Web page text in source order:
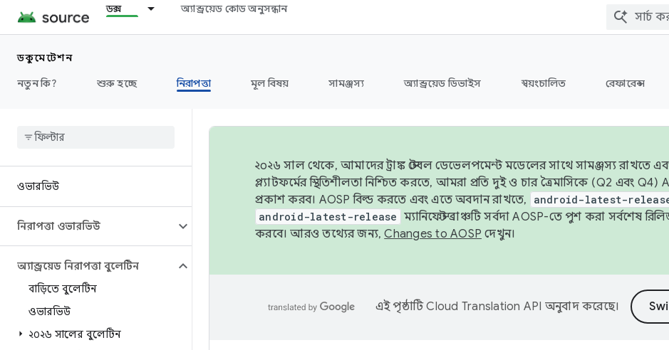
ডক্স অ্যান্ড্রয়েড কোড অনুসন্ধান
ডকুমেন্টেশন
নতুন কি?
শুরু হচ্ছে নিরাপত্তা মূল বিষয় সামঞ্জস্য অ্যান্ড্রয়েড ডিভাইস স্বয়ংচালিত রেফারেন্স
ওভারভিউ
নিরাপত্তা ওভারভিউ
অ্যান্ড্রয়েড নিরাপত্তা বুলেটিন
বাড়িতে বুলেটিন
ওভারভিউ
২০২৬ সালের বুলেটিন
২০২৬ সাল থেকে, আমাদের ট্রাঙ্ক স্টেবল ডেভেলপমেন্ট মডেলের সাথে সামঞ্জস্য রাখতে
প্ল্যাটফর্মের স্থিতিশীলতা নিশ্চিত করতে, আমরা প্রতি দুই ও চার ত্রৈমাসিকে (Q2 এবং
প্রকাশ করব। AOSP বিল্ড করতে এবং এতে অবদান রাখতে,
android-latest-
android-latest-release ম্যানিফেস্ট ব্রাঞ্চটি সর্বদা AOSP-তে পুশ করা সর্বশেষ
করবে। আরও তথ্যের জন্য,Changes to AOSP দেখুন।
এই পৃষ্ঠাটিCloud Translation API অনুবাদ করেছে।